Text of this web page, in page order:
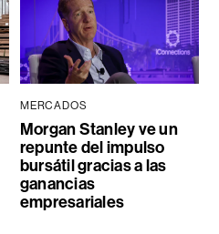
MERCADOS
Morgan Stanley ve un
repunte del impulso
bursátil gracias a las
ganancias
empresariales